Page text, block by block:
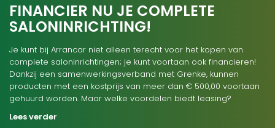
FINANCIER NU JE COMPLETE
SALONINRICHTING!
Je kunt bij Arrancar niet alleen terecht voor het kopen van
complete saloninrichtingen; je kunt voortaan ook financieren!
Dankzij een samenwerkingsverband met Grenke, kunnen
producten met een kostprijs van meer dan € 500,00 voortaan
gehuurd worden. Maar welke voordelen biedt leasing?
Lees verder